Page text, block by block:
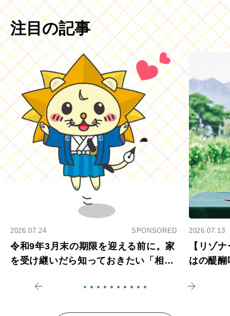
注目の記事
2026.07.24 SPONSORED
令和9年3月末の期限を迎える前に。家
を受け継いだら知っておきたい「相続
2026.07.13
【リゾ
はの醍